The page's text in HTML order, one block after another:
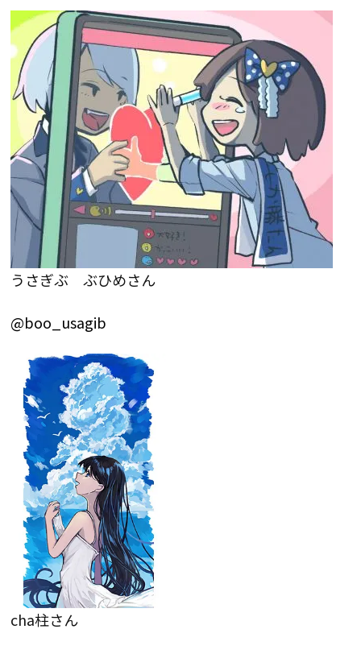
うさぎぶ ぶひめさん
@boo_usagib
cha柱さん